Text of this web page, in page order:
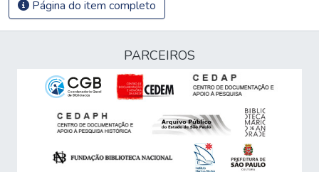
Página do item completo
PARCEIROS